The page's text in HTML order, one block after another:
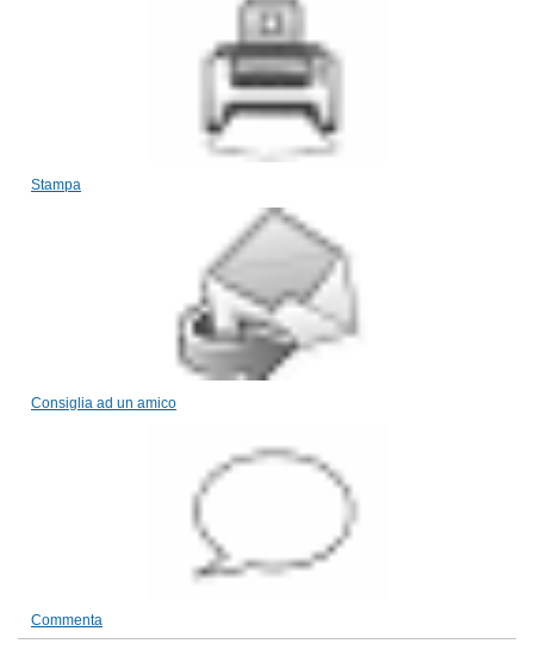
Stampa
Consiglia ad un amico
Commenta